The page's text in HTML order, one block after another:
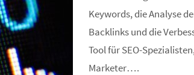
Keywords, die Analyse
Backlinks und die
Tool für SEO-
Marketer….